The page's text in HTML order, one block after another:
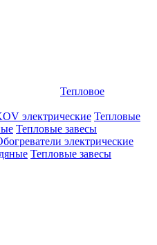
Тепловое
электрические Тепловые
Тепловые завесы
электрические
Тепловые завесы